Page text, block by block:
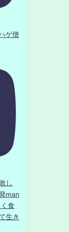
ゲ僧
し
man
食
生き